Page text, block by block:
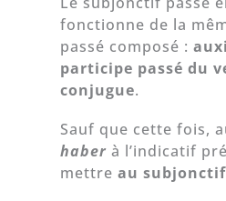
fonctionne de la
passé composé :
participe passé du
conjugue.
Sauf que cette fois,
haber à l’indicatif
mettre au